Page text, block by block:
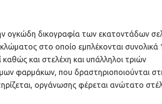
ογκώδη δικογραφία των εκατοντάδων
στο οποίο εμπλέκονται συνολικά
και στελέχη και υπάλληλοι τριών
φαρμάκων, που δραστηριοποιούνται
οργάνωσης φέρεται ανώτατο